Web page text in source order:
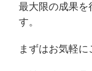
最大限の成果を
す。
まずはお気軽に